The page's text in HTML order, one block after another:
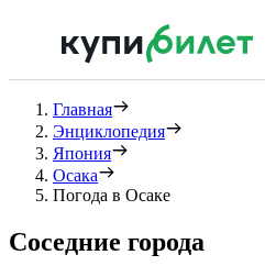
Главная
Энциклопедия
Япония
Осака
Погода в Осаке
Соседние города